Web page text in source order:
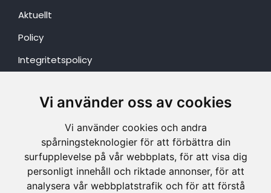
Vi använder oss av cookies
Vi använder cookies och andra
spårningsteknologier för att förbättra din
surfupplevelse på vår webbplats, för att visa dig
personligt innehåll och riktade annonser, för att
analysera vår webbplatstrafik och för att förstå
Aktuellt
Policy
Integritetspolicy
KONTAKTA OSS
np.el@nordproj.se
0920-28 08 80